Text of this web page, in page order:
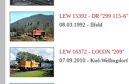
LEW 15392 - DR "299 115-6"
08.03.1992 - Ilfeld
LEW 16372 - LOCON "209"
07.09.2010 - Kiel-Wellingdorf